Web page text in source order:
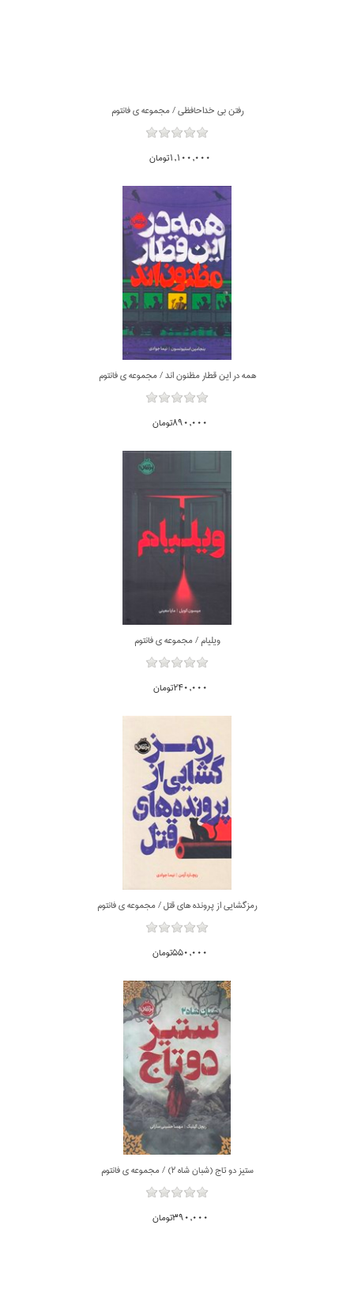
رفتن بي خداحافظي / مجموعه ي فانتوم
1,100,000تومان
همه در اين قطار مظنون اند / مجموعه ي فانتوم
890,000تومان
ويليام / مجموعه ي فانتوم
240,000تومان
رمزگشايي از پرونده هاي قتل / مجموعه ي فانتوم
550,000تومان
ستيز دو تاج (شبان شاه 2) / مجموعه ي فانتوم
390,000تومان